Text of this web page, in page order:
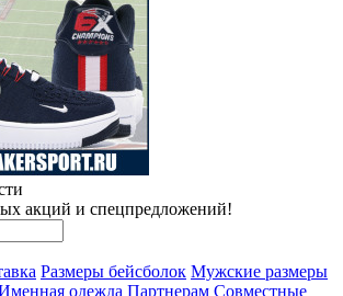
акций и спецпредложений!
Размеры бейсболок Мужские размеры
одежда Партнерам Совместные